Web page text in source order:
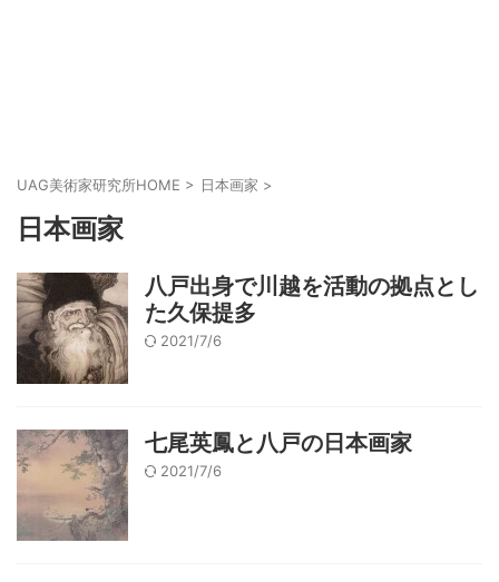
UAG美術家研究所HOME > 日本画家 >
日本画家
八戸出身で川越を活動の拠点とし
た久保提多
2021/7/6
七尾英鳳と八戸の日本画家
2021/7/6